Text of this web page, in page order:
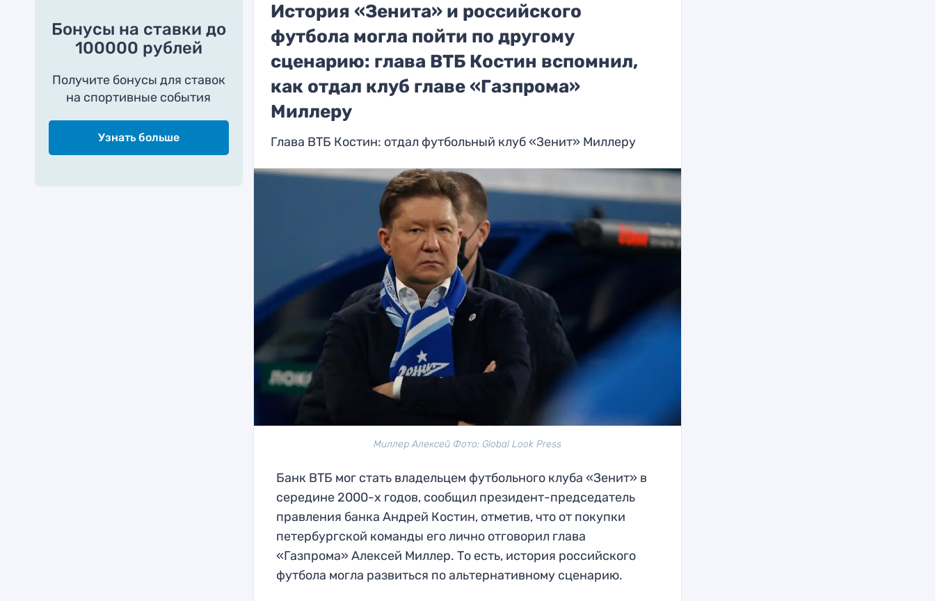
Бонусы на ставки до
100000 рублей
Получите бонусы для ставок
на спортивные события
Узнать больше
История «Зенита» и российского
футбола могла пойти по другому
сценарию: глава ВТБ Костин вспомнил,
как отдал клуб главе «Газпрома»
Миллеру
Глава ВТБ Костин: отдал футбольный клуб «Зенит» Миллеру
Миллер Алексей Фото: Global Look Press
Банк ВТБ мог стать владельцем футбольного клуба «Зенит» в
середине 2000-х годов, сообщил президент-председатель
правления банка Андрей Костин, отметив, что от покупки
петербургской команды его лично отговорил глава
«Газпрома» Алексей Миллер. То есть, история российского
футбола могла развиться по альтернативному сценарию.